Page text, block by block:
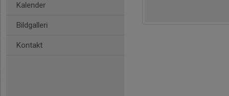
Kalender
Bildgalleri
Kontakt